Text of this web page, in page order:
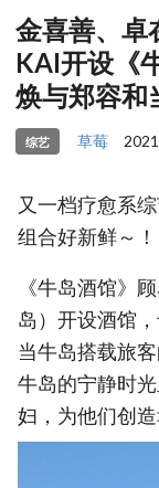
金喜善、卓
KAI开设《
焕与郑容和
综艺 草莓
又一档疗愈系
组合好新鲜～！
《牛岛酒馆》
岛）开设酒馆
当牛岛搭载旅
牛岛的宁静时
妇，为他们创造